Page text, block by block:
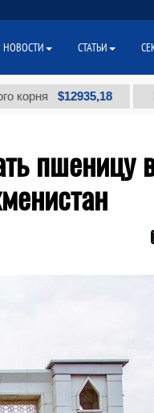
$12935,18 Мазут
пшеницу
НОВОСТИ СТАТЬИ